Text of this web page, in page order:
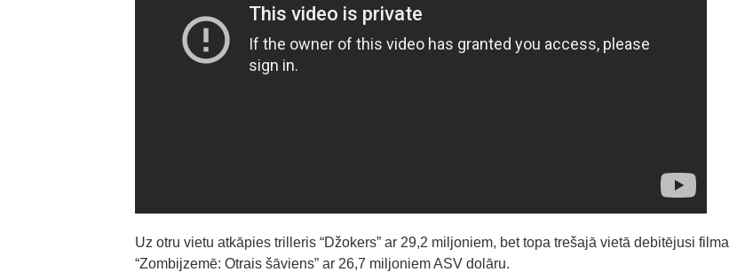
Uz otru vietu atkāpies trilleris “Džokers” ar 29,2 miljoniem, bet topa trešajā vietā debitējusi filma
“Zombijzemē: Otrais šāviens” ar 26,7 miljoniem ASV dolāru.